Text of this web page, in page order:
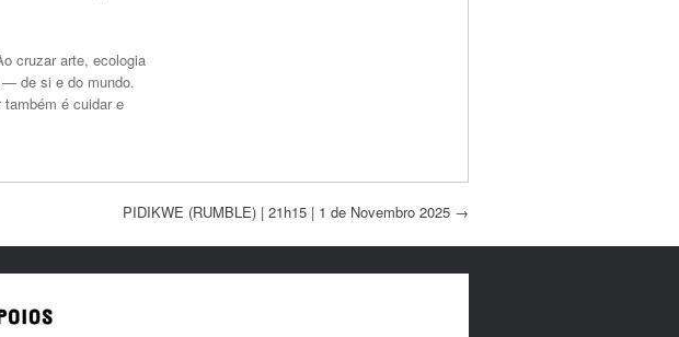
cruzar arte, ecologia
— de si e do mundo.
é cuidar e
PIDIKWE (RUMBLE) | 21h15 | 1 de Novembro 2025 →